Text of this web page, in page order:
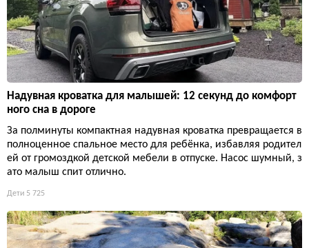
Надувная кроватка для малышей: 12 секунд до комфорт
ного сна в дороге
За полминуты компактная надувная кроватка превращается в
полноценное спальное место для ребёнка, избавляя родител
ей от громоздкой детской мебели в отпуске. Насос шумный, з
ато малыш спит отлично.
Дети 5 725